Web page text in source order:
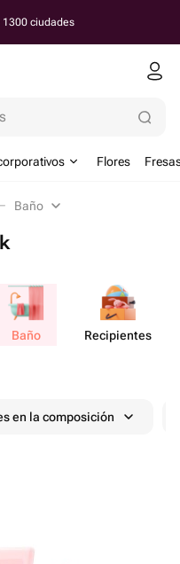
ciudades
Flores
Baño
Baño Recip​ientes
en la composición